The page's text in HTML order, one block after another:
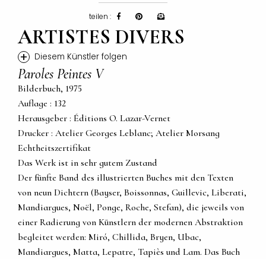
teilen :
ARTISTES DIVERS
+ Diesem Künstler folgen
Paroles Peintes V
Bilderbuch, 1975
Auflage : 132
Herausgeber : Éditions O. Lazar-Vernet
Drucker : Atelier Georges Leblanc; Atelier Morsang
Echtheitszertifikat
Das Werk ist in sehr gutem Zustand
Der fünfte Band des illustrierten Buches mit den Texten
von neun Dichtern (Bayser, Boissonnas, Guillevic, Liberati,
Mandiargues, Noël, Ponge, Roche, Stefan), die jeweils von
einer Radierung von Künstlern der modernen Abstraktion
begleitet werden: Miró, Chillida, Bryen, Ubac,
Mandiargues, Matta, Lepatre, Tapiès und Lam. Das Buch